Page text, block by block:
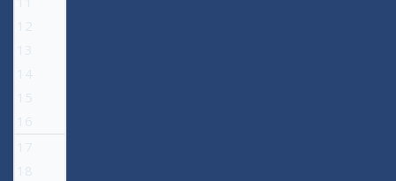
12
13
14
15
16
17
18